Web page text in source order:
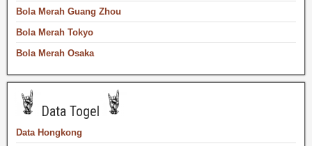
Bola Merah Guang Zhou
Bola Merah Tokyo
Bola Merah Osaka
Data Togel
Data Hongkong